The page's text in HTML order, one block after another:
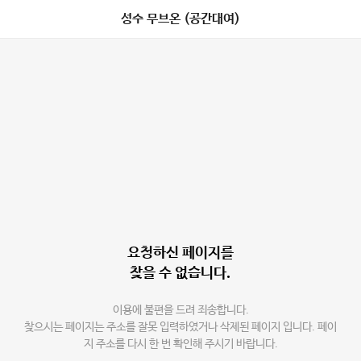
성수 무브온 (공간대여)
요청하신 페이지를
찾을 수 없습니다.
이용에 불편을 드려 죄송합니다.
찾으시는 페이지는 주소를 잘못 입력하였거나 삭제된 페이지 입니다. 페이
지 주소를 다시 한 번 확인해 주시기 바랍니다.